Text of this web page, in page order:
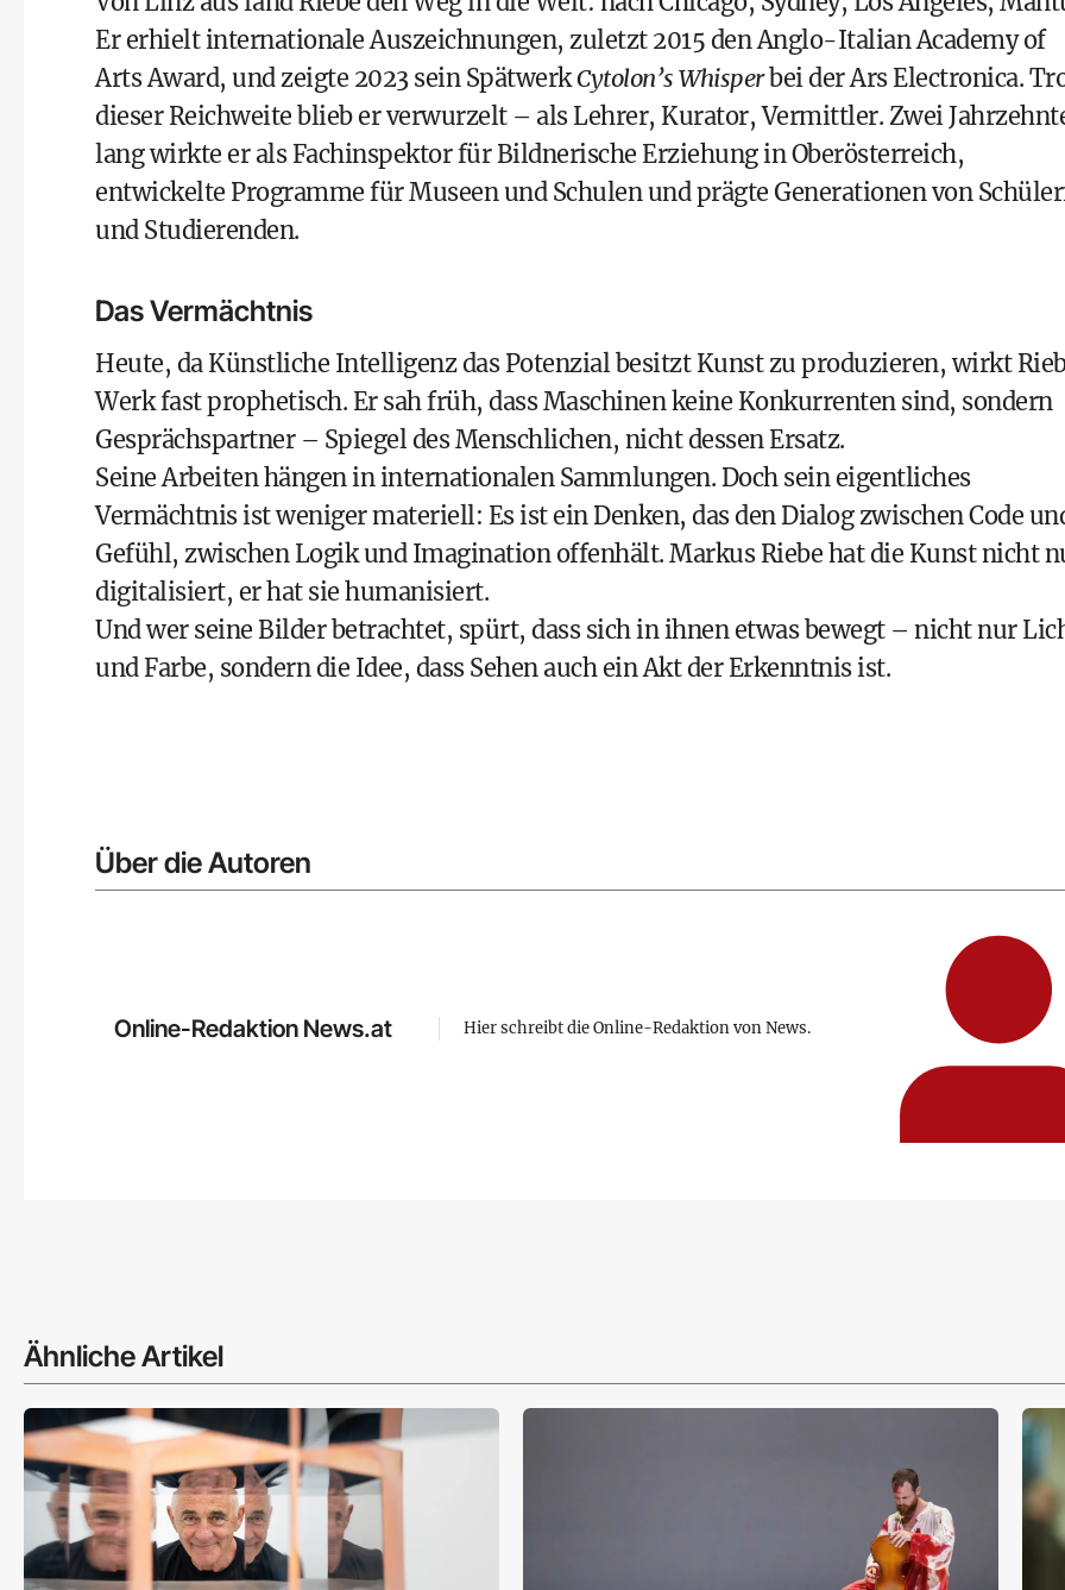
Er erhielt internationale Auszeichnungen, zuletzt 2015 den Anglo-Italian Academy of
Arts Award, und zeigte 2023 sein SpätwerkCytolon’s Whisperbei der Ars Electronica.
dieser Reichweite blieb er verwurzelt – als Lehrer, Kurator, Vermittler. Zwei
lang wirkte er als Fachinspektor für Bildnerische Erziehung in Oberösterreich,
entwickelte Programme für Museen und Schulen und prägte Generationen von
und Studierenden.
Das Vermächtnis
Heute, da Künstliche Intelligenz das Potenzial besitzt Kunst zu produzieren, wirkt
Werk fast prophetisch. Er sah früh, dass Maschinen keine Konkurrenten sind, sondern
Gesprächspartner – Spiegel des Menschlichen, nicht dessen Ersatz.
Seine Arbeiten hängen in internationalen Sammlungen. Doch sein eigentliches
Vermächtnis ist weniger materiell: Es ist ein Denken, das den Dialog zwischen Code
Gefühl, zwischen Logik und Imagination offenhält. Markus Riebe hat die Kunst nicht
digitalisiert, er hat sie humanisiert.
Und wer seine Bilder betrachtet, spürt, dass sich in ihnen etwas bewegt – nicht nur
und Farbe, sondern die Idee, dass Sehen auch ein Akt der Erkenntnis ist.
Über die Autoren
Online-Redaktion News.at Hier schreibt die Online-Redaktion von News.
Ähnliche Artikel